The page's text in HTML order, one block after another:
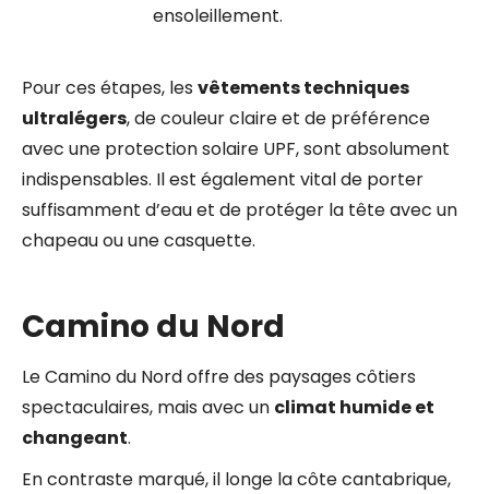
ensoleillement.
Pour ces étapes, les vêtements techniques
ultralégers, de couleur claire et de préférence
avec une protection solaire UPF, sont absolument
indispensables. Il est également vital de porter
suffisamment d’eau et de protéger la tête avec un
chapeau ou une casquette.
Camino du Nord
Le Camino du Nord offre des paysages côtiers
spectaculaires, mais avec un climat humide et
changeant.
En contraste marqué, il longe la côte cantabrique,